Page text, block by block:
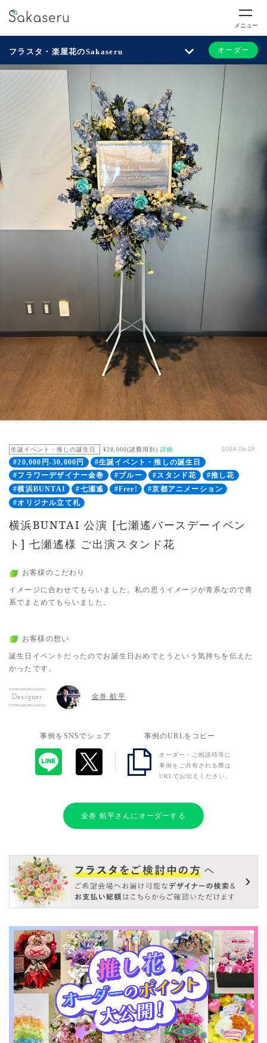
メニュー
フラスタ・楽屋花のSakaseru オーダー
生誕イベント・推しの誕生日 ¥28,000(諸費用別) 詳細 2024.06.29
#20,000円-30,000円
#生誕イベント・推しの誕生日
#フラワーデザイナー金巻
#ブルー #スタンド花
#推し花
#横浜BUNTAI
#七瀬遙 #Free!
#京都アニメーション
#オリジナル立て札
横浜BUNTAI 公演 [七瀬遙バースデーイベン
ト] 七瀬遙様 ご出演スタンド花
お客様のこだわり
イメージに合わせてもらいました。私の思うイメージが青系なので青
系でまとめてもらいました。
お客様の想い
誕生日イベントだったのでお誕生日おめでとうという気持ちを伝えた
かったです。
Designer 金巻 航平
事例をSNSでシェア 事例のURLをコピー
オーダー・ご相談時等に
事例をご共有される際は
URLでお伝えください。
金巻 航平さんにオーダーする